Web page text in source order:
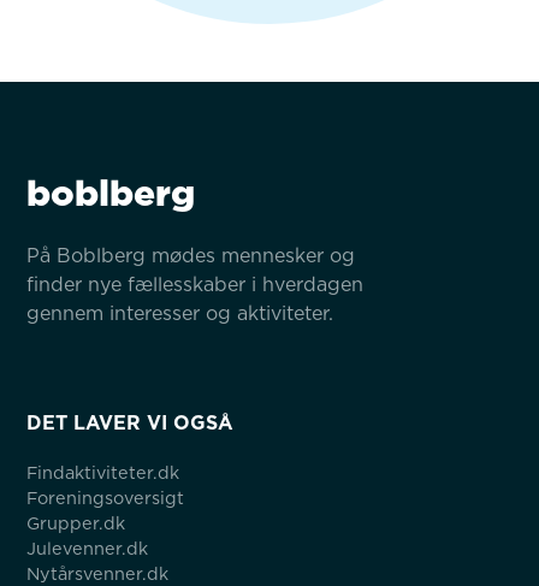
boblberg
På Boblberg mødes mennesker og
finder nye fællesskaber i hverdagen
gennem interesser og aktiviteter.
DET LAVER VI OGSÅ
Findaktiviteter.dk
Foreningsoversigt
Grupper.dk
Julevenner.dk
Nytårsvenner.dk